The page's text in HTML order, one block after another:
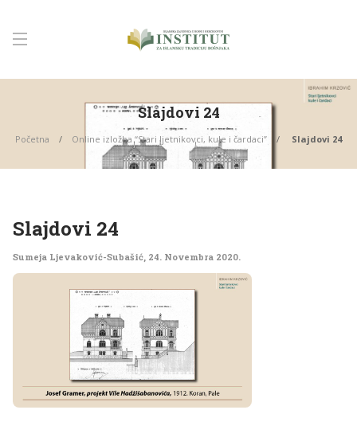
Slajdovi 24
Početna Online izložba “Stari ljetnikovci, kule i čardaci” Slajdovi 24
Slajdovi 24
Sumeja Ljevaković-Subašić, 24. Novembra 2020.